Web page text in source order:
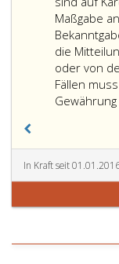
Maßgabe
die
oder von
Fällen
In Kraft seit